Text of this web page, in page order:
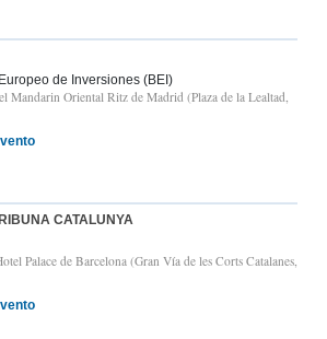
de Inversiones (BEI)
Mandarin Oriental Ritz de Madrid (Plaza de la Lealtad,
CATALUNYA
Palace de Barcelona (Gran Vía de les Corts Catalanes,